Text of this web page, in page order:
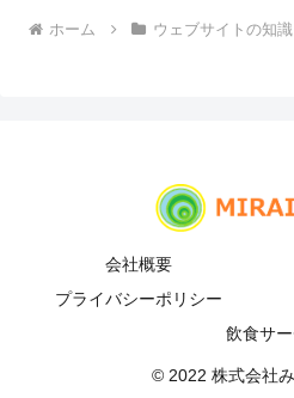
ホーム ウェブサイトの知識
会社概要
プライバシーポリシー
飲食サ
© 2022 株式会社